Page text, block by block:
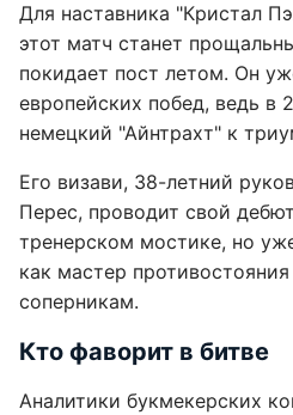
Для наставника "Кристал
этот матч станет
покидает пост летом. Он
европейских побед, ведь в
немецкий "Айнтрахт" к
Его визави, 38-летний
Перес, проводит свой
тренерском мостике, но
как мастер
соперникам.
Кто фаворит в битве
Аналитики букмекерских